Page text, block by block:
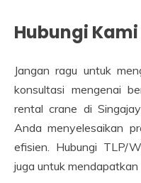
Hubungi
Jangan ragu untuk
konsultasi mengenai
rental crane di
Anda menyelesaikan
efisien. Hubungi TLP/
juga untuk